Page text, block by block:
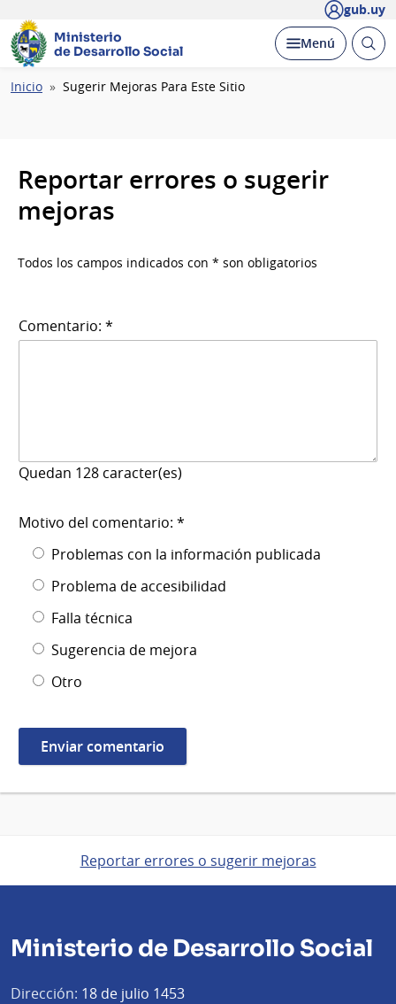
gub.uy
Ministerio
de Desarrollo Social
Desplegar
Menú Abrir
Ruta
Inicio Sugerir Mejoras Para Este Sitio
Reportar errores o sugerir
mejoras
Todos los campos indicados con * son obligatorios
Comentario: *
Quedan 128 caracter(es)
Motivo del comentario: *
Problemas con la información publicada
Problema de accesibilidad
Falla técnica
Sugerencia de mejora
Otro
Reportar errores o sugerir mejoras
Ministerio de Desarrollo Social
Dirección: 18 de julio 1453